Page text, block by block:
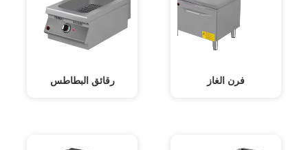
فرن الغاز رقائق البطاطس